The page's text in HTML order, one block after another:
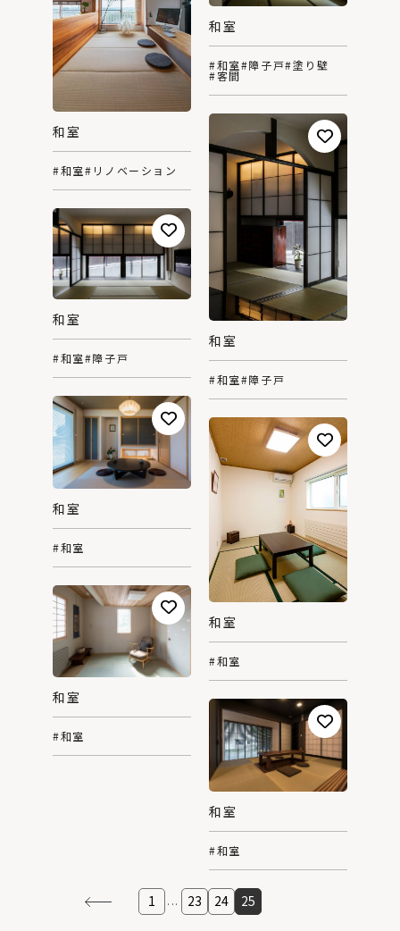
和室
#和室#リノベーション
和室
#和室#障子戸#塗り壁
#客間
和室
#和室#障子戸
和室
#和室#障子戸
和室
#和室
和室
#和室
和室
#和室
和室
#和室
1 ... 23 24 25